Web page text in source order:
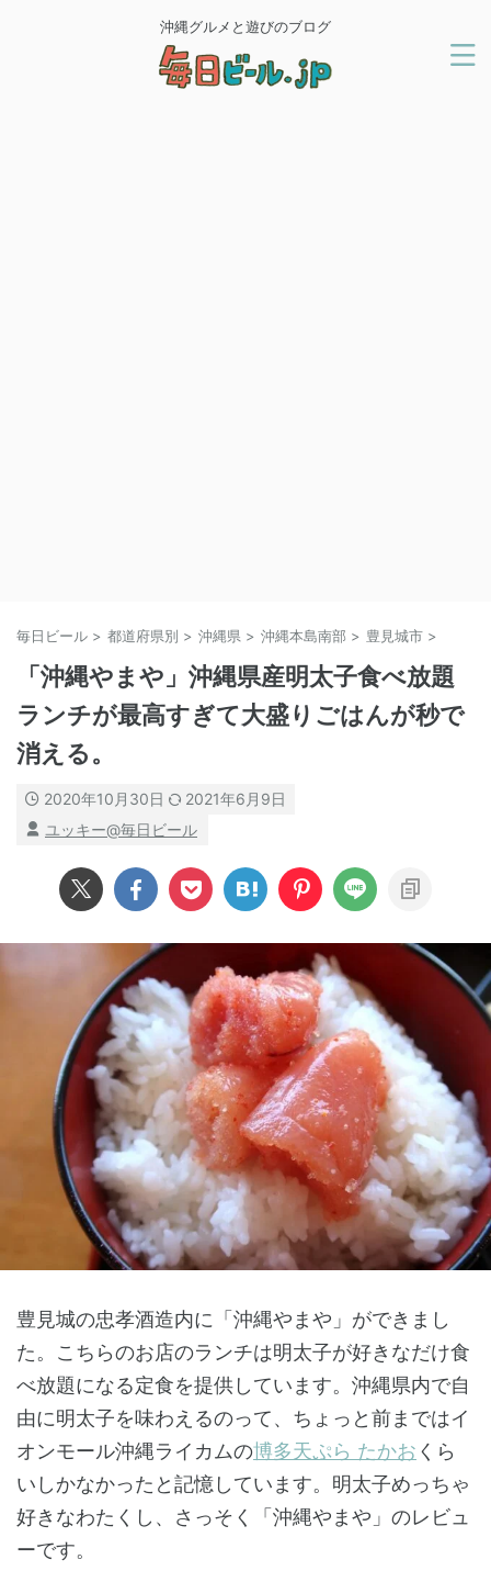
沖縄グルメと遊びのブログ
毎日ビール > 都道府県別 > 沖縄県 > 沖縄本島南部 > 豊見城市 >
「沖縄やまや」沖縄県産明太子食べ放題
ランチが最高すぎて大盛りごはんが秒で
消える。
2020年10月30日
2021年6月9日
ユッキー@毎日ビール
豊見城の忠孝酒造内に「沖縄やまや」ができまし
た。こちらのお店のランチは明太子が好きなだけ食
べ放題になる定食を提供しています。沖縄県内で自
由に明太子を味わえるのって、ちょっと前まではイ
オンモール沖縄ライカムの博多天ぷら たかお くら
いしかなかったと記憶しています。明太子めっちゃ
好きなわたくし、さっそく「沖縄やまや」のレビュ
ーです。